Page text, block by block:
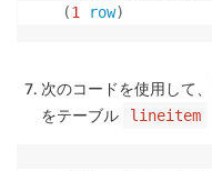
(1 row)
次のコードを使用して、
をテーブル
lineitem